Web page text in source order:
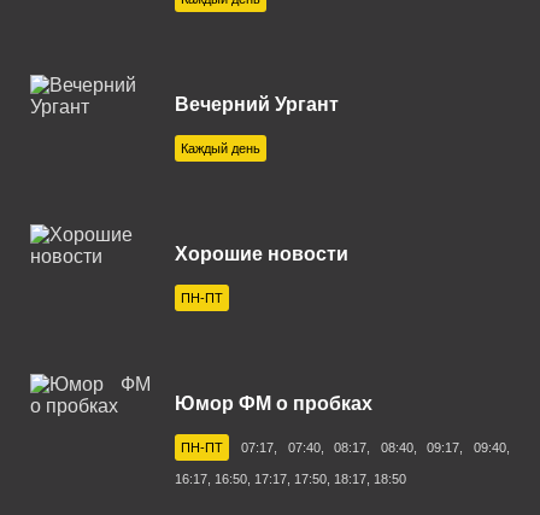
Коломна 104.8 FM
Кострома 99.3 FM
Кропоткин 97.4 FM
Кузнецк 102.1 FM
Курск 107.6 FM
Магнитогорск 100.1 FM
Вечерний Ургант
Каждый день
Хорошие новости
ПН-ПТ
Юмор ФМ о пробках
ПН-ПТ 07:17, 07:40, 08:17, 08:40, 09:17, 09:40,
16:17, 16:50, 17:17, 17:50, 18:17, 18:50